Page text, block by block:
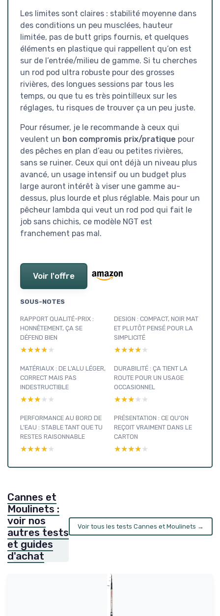
Les limites sont claires : stabilité moyenne dans
des conditions un peu musclées, hauteur
limitée, pas de butt grips fournis, et quelques
éléments en plastique qui rappellent qu’on est
sur de l’entrée/milieu de gamme. Si tu cherches
un rod pod ultra robuste pour des grosses
rivières, des longues sessions par tous les
temps, ou que tu es très pointilleux sur les
réglages, tu risques de trouver ça un peu juste.
Pour résumer, je le recommande à ceux qui
veulent un bon compromis prix/pratique pour
des pêches en plan d’eau ou petites rivières,
sans se ruiner. Ceux qui ont déjà un niveau plus
avancé, un usage intensif ou un budget plus
large auront intérêt à viser une gamme au-
dessus, plus lourde et plus réglable. Mais pour un
pêcheur lambda qui veut un rod pod qui fait le
job sans chichis, ce modèle NGT est
franchement pas mal.
Voir l'offre
SOUS-NOTES
RAPPORT QUALITÉ-PRIX :
HONNÊTEMENT, ÇA SE
DÉFEND BIEN
★★★★★
★★★★★
DESIGN : COMPACT, NOIR MAT
ET PLUTÔT PENSÉ POUR LA
SIMPLICITÉ
★★★★★
★★★★★
MATÉRIAUX : DE L’ALU LÉGER,
CORRECT MAIS PAS
INDESTRUCTIBLE
★★★★★
★★★★★
DURABILITÉ : ÇA TIENT LA
ROUTE POUR UN USAGE
OCCASIONNEL
★★★★★
★★★★★
PERFORMANCE AU BORD DE
L’EAU : STABLE TANT QUE TU
RESTES RAISONNABLE
★★★★★
★★★★★
PRÉSENTATION : CE QU’ON
REÇOIT VRAIMENT DANS LE
CARTON
★★★★★
★★★★★
Cannes et
Moulinets :
voir nos
autres tests
et guides
d'achat
Voir tous les tests Cannes et Moulinets →